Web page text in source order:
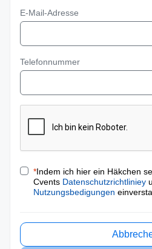
E-Mail-Adresse
Telefonnummer
*Indem ich hier ein Häkchen
Cvents Datenschutzrichtliniey
Nutzungsbedigungen